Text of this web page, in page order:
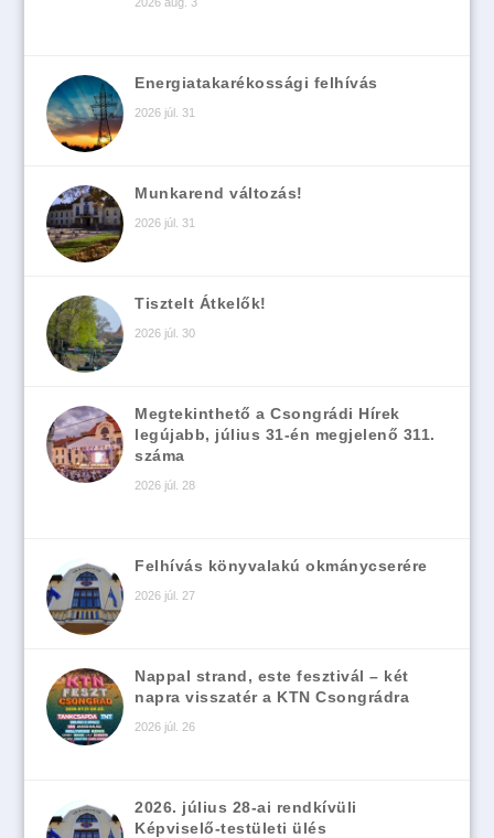
Energiatakarékossági felhívás
2026 júl. 31
Munkarend változás!
2026 júl. 31
Tisztelt Átkelők!
2026 júl. 30
Megtekinthető a Csongrádi Hírek
legújabb, július 31-én megjelenő 311.
száma
2026 júl. 28
Felhívás könyvalakú okmánycserére
2026 júl. 27
Nappal strand, este fesztivál – két
napra visszatér a KTN Csongrádra
2026 júl. 26
2026. július 28-ai rendkívüli
Képviselő-testületi ülés